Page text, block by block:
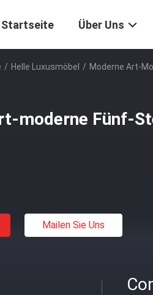
Startseite Über Uns
/ Helle Luxusmöbel / Moderne Art-
moderne Fünf-
Mailen Sie Uns